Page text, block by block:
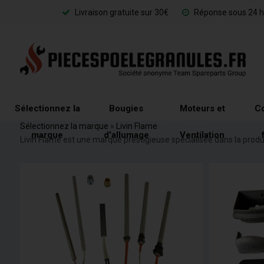
Livraison gratuite sur 30€ Réponse sous 24
Sélectionnez la
marque
Bougies
d'allumage
Moteurs et
Ventilation
Sélectionnez la marque »
Livin Flame
Livin Flame est une marque prestigieuse spécialisée dans la